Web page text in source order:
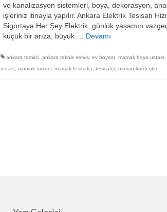
ve kanalizasyon sistemleri, boya, dekorasyon,
işleriniz itinayla yapılır. Ankara Elektrik Tesisatı
Sigortaya Her Şey Elektrik, günlük yaşamın
küçük bir arıza, büyük … Devamı
ankara tamirci, ankara teknik servis, ev boyası mamak boya ustası
ustası
mamak tamirci, mamak tesisatçı tesisatçı uzman kardeşler